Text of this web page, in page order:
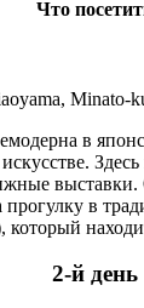
Что
Minato-
в
выставки.
в
2-й день